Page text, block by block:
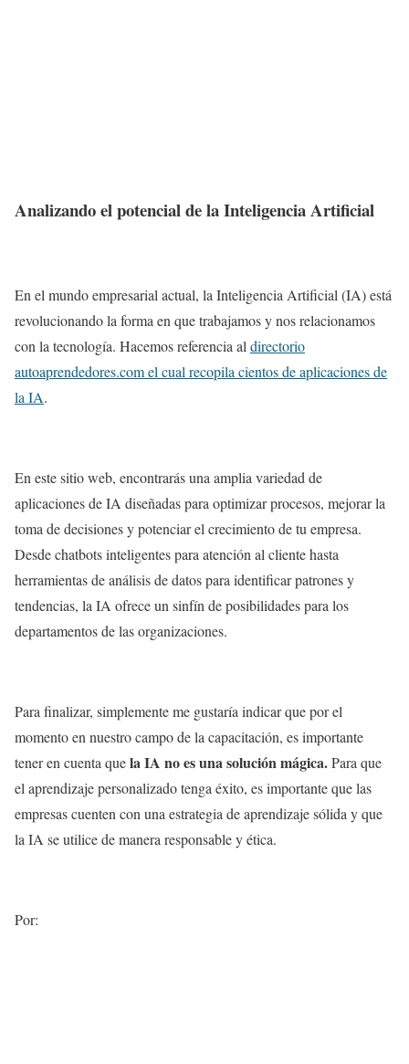
Analizando el potencial de la Inteligencia Artificial
En el mundo empresarial actual, la Inteligencia Artificial (IA) está
revolucionando la forma en que trabajamos y nos relacionamos
con la tecnología. Hacemos referencia al directorio
autoaprendedores.com el cual recopila cientos de aplicaciones de
la IA.
En este sitio web, encontrarás una amplia variedad de
aplicaciones de IA diseñadas para optimizar procesos, mejorar la
toma de decisiones y potenciar el crecimiento de tu empresa.
Desde chatbots inteligentes para atención al cliente hasta
herramientas de análisis de datos para identificar patrones y
tendencias, la IA ofrece un sinfín de posibilidades para los
departamentos de las organizaciones.
Para finalizar, simplemente me gustaría indicar que por el
momento en nuestro campo de la capacitación, es importante
tener en cuenta quela IA no es una solución mágica.Para que
el aprendizaje personalizado tenga éxito, es importante que las
empresas cuenten con una estrategia de aprendizaje sólida y que
la IA se utilice de manera responsable y ética.
Por: